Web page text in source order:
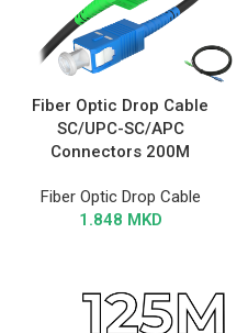
Fiber Optic Drop Cable
SC/UPC-SC/APC
Connectors 200M
Fiber Optic Drop Cable
1.848 MKD